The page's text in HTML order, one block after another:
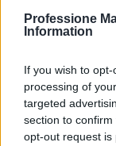
Professione
Information
If you wish to
processing of
targeted
section to
opt-out request is